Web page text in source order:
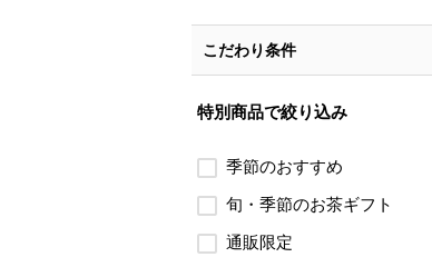
こだわり条件
特別商品で絞り込み
季節のおすすめ
旬・季節のお茶ギフト
通販限定